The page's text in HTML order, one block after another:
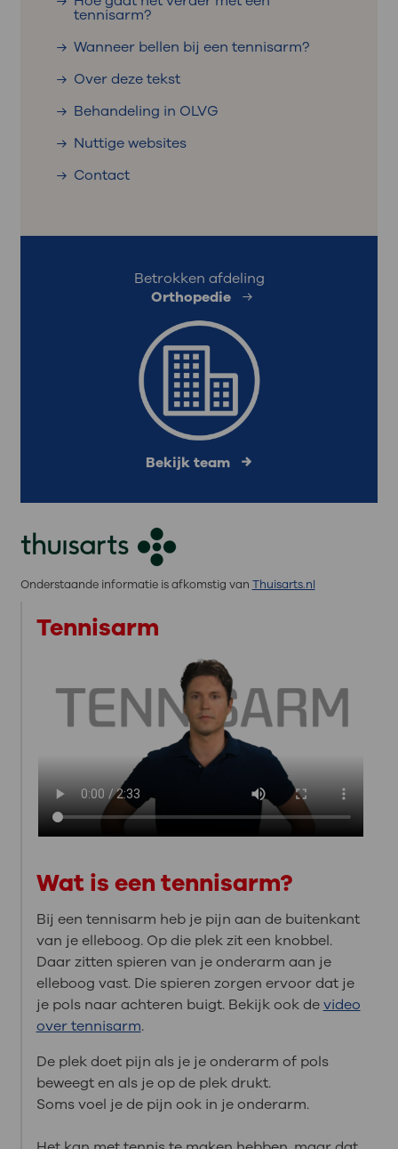
tennisarm?
Wanneer bellen bij een tennisarm?
Over deze tekst
Behandeling in OLVG
Nuttige websites
Contact
Betrokken afdeling
Orthopedie
Bekijk team
Onderstaande informatie is afkomstig van Thuisarts.nl
Tennisarm
Wat is een tennisarm?
Bij een tennisarm heb je pijn aan de buitenkant
van je elleboog. Op die plek zit een knobbel.
Daar zitten spieren van je onderarm aan je
elleboog vast. Die spieren zorgen ervoor dat je
je pols naar achteren buigt. Bekijk ook devideo
over tennisarm.
De plek doet pijn als je je onderarm of pols
beweegt en als je op de plek drukt.
Soms voel je de pijn ook in je onderarm.